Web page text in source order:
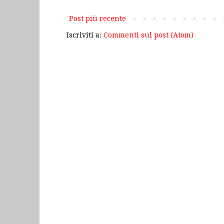
Post più recente
Iscriviti a: Commenti sul post (Atom)